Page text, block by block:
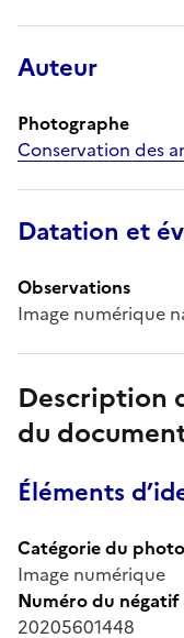
Auteur
Photographe
Conservation des
Datation et
Observations
Image numérique
Description
du
Éléments
Catégorie du
Image numérique
Numéro du négatif
20205601448